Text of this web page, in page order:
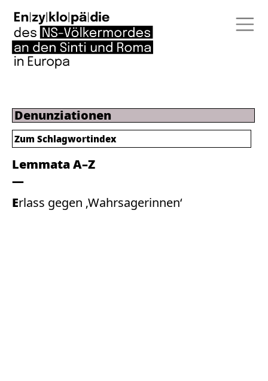
Denunziationen
Lemmata A–Z
Erlass gegen ‚Wahrsagerinnen‘
Zum Schlagwortindex